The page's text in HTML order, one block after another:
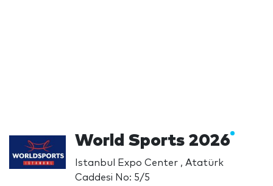
World Sports 2026
Istanbul Expo Center , Atatürk
Caddesi No: 5/5